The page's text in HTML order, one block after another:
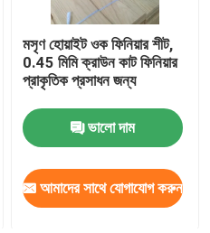
মসৃণ হোয়াইট ওক ফিনিয়ার শীট,
0.45 মিমি ক্রাউন কাট ফিনিয়ার
প্রাকৃতিক প্রসাধন জন্য
ভালো দাম
আমাদের সাথে যোগাযোগ করুন